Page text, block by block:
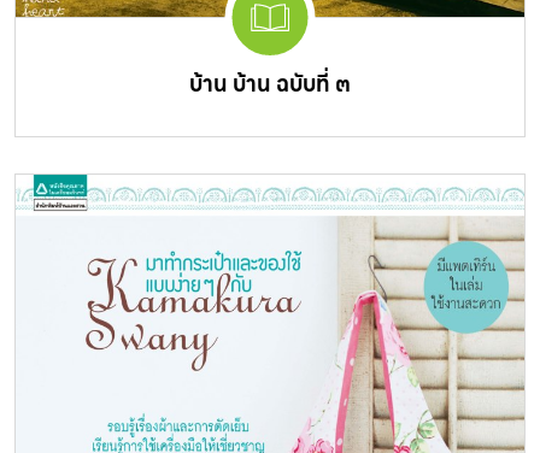
บ้าน บ้าน ฉบับที่ ๓